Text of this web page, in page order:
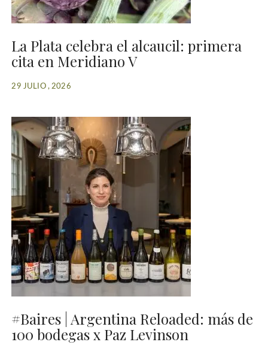
La Plata celebra el alcaucil: primera
cita en Meridiano V
29 JULIO , 2026
#Baires | Argentina Reloaded: más de
100 bodegas x Paz Levinson